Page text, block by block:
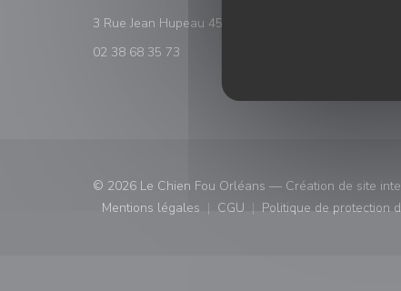
3 Rue Jean Hupeau 45000 Orléans
02 38 68 35 73
© 2026 Le Chien Fou Orléans — Création de site
Mentions légales
((ouvre une nouvelle fenêtre))
CGU
((ouvre une nouvelle
Politique de protection